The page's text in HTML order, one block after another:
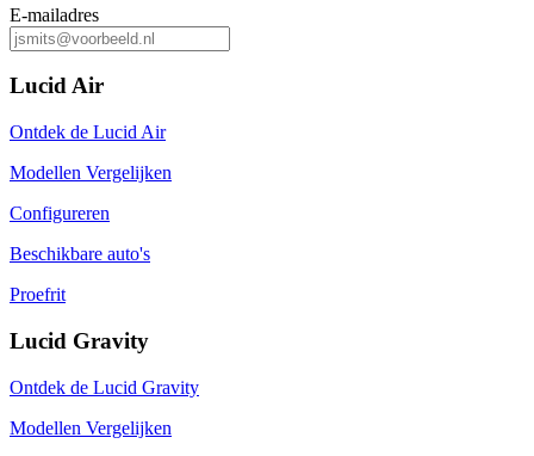
E-mailadres
Lucid Air
Ontdek de Lucid Air
Modellen Vergelijken
Configureren
Beschikbare auto's
Proefrit
Lucid Gravity
Ontdek de Lucid Gravity
Modellen Vergelijken